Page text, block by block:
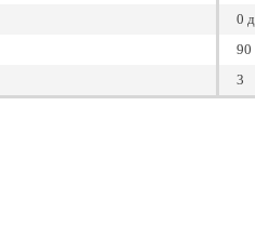
0
90
3